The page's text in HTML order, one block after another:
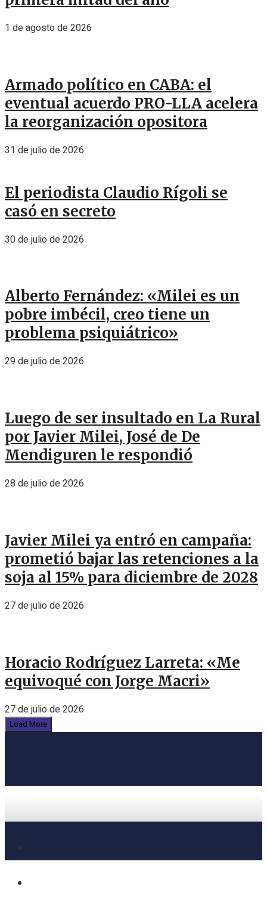
1 de agosto de 2026
Armado político en CABA: el
eventual acuerdo PRO-LLA acelera
la reorganización opositora
31 de julio de 2026
El periodista Claudio Rígoli se
casó en secreto
30 de julio de 2026
Alberto Fernández: «Milei es un
pobre imbécil, creo tiene un
problema psiquiátrico»
29 de julio de 2026
Luego de ser insultado en La Rural
por Javier Milei, José de De
Mendiguren le respondió
28 de julio de 2026
Javier Milei ya entró en campaña:
prometió bajar las retenciones a la
soja al 15% para diciembre de 2028
27 de julio de 2026
Horacio Rodríguez Larreta: «Me
equivoqué con Jorge Macri»
27 de julio de 2026
Load More